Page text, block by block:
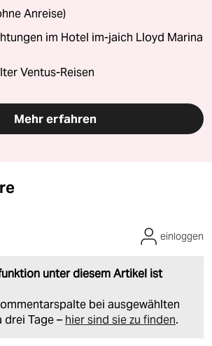
Anreise)
im Hotel im-jaich Lloyd Marina
Ventus-Reisen
Mehr erfahren
unter diesem Artikel ist
bei ausgewählten
Tage – hier sind sie zu finden.
einloggen